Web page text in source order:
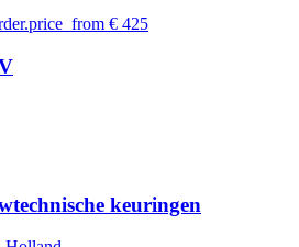
€ 425
keuringen